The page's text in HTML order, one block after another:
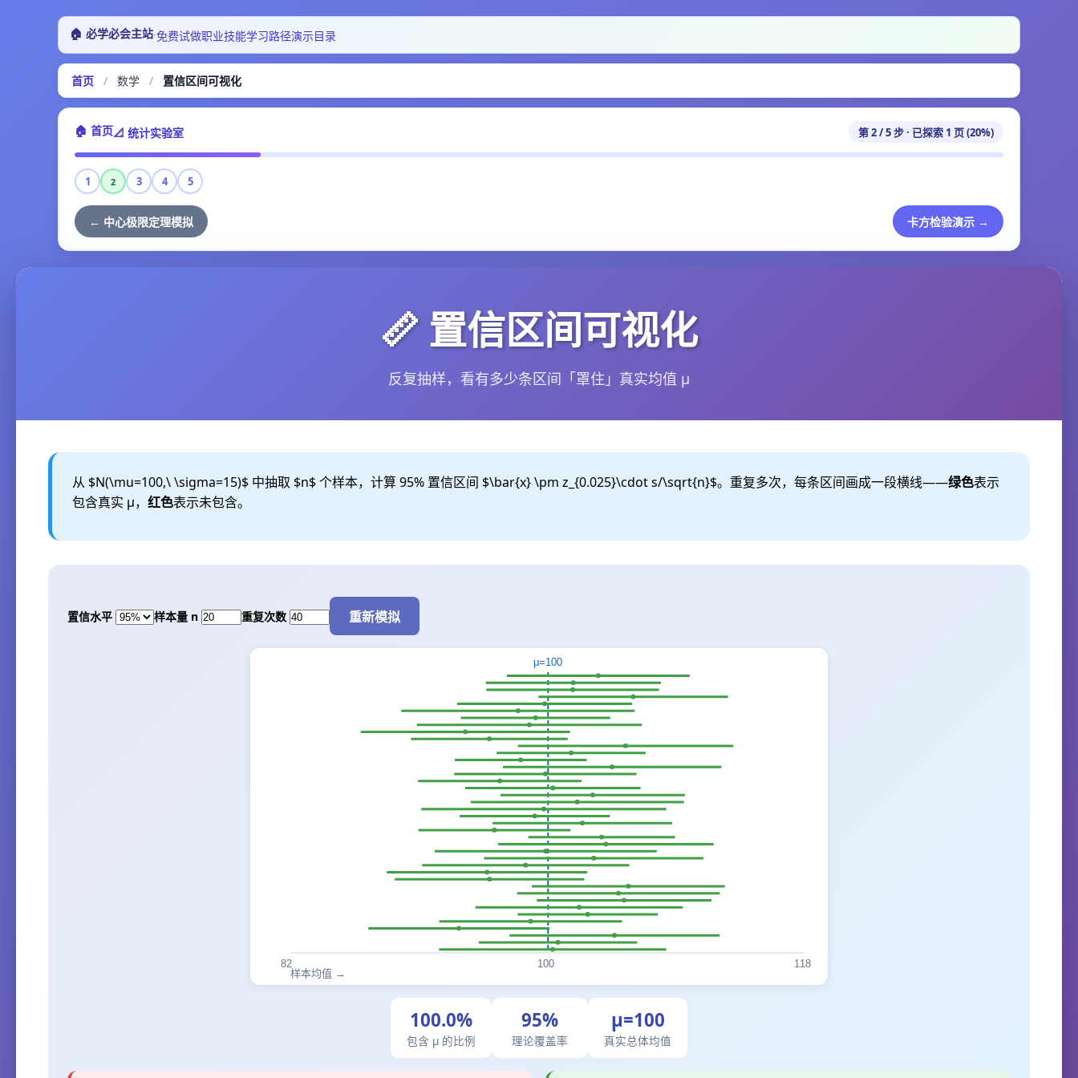
🏠 必学必会主站·免费试做职业技能学习路径演示目录
首页 / 数学 / 置信区间可视化
🏠 首页📐 统计实验室 第 2 / 5 步 · 已探索 1 页 (20%)
1 2 3 4 5
← 中心极限定理模拟 卡方检验演示 →
📏 置信区间可视化
反复抽样，看有多少条区间「罩住」真实均值 μ
从 $N(\mu=100,\ \sigma=15)$ 中抽取 $n$ 个样本，计算 95% 置信区间 $\bar{x} \pm z_{0.025}\cdot s/\sqrt{n}$。重复多次，每条区间画成一段横线——绿色表示
包含真实 μ， 红色表示未包含。
置信水平 样本量 n 重复次数 重新模拟
100.0%
包含 μ 的比例
95%
理论覆盖率
μ=100
真实总体均值